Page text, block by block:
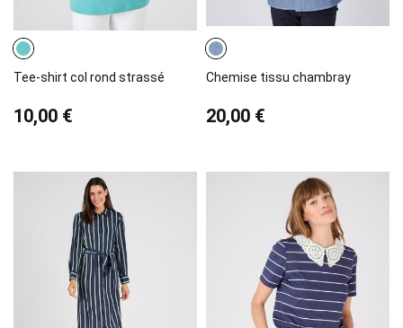
Tee-shirt col rond strassé
10,00 €
Chemise tissu chambray
20,00 €